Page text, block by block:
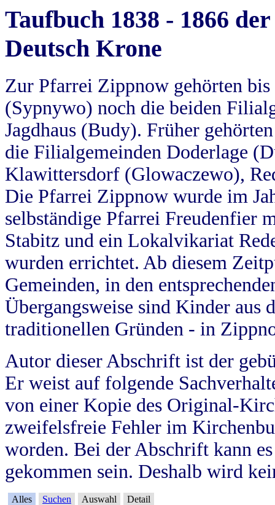
Taufbuch 1838 - 1866
Deutsch Krone
Zur Pfarrei Zippnow gehörten
(Sypnywo) noch die beiden
Jagdhaus (Budy). Früher
die Filialgemeinden Doderlage
Klawittersdorf (Glowaczewo),
Die Pfarrei Zippnow wurde im
selbständige Pfarrei Freudenfier
Stabitz und ein Lokalvikariat
wurden errichtet. Ab diesem
Gemeinden, in den
Übergangsweise sind Kinder aus
traditionellen Gründen - in
Autor dieser Abschrift ist der
Er weist auf folgende
von einer Kopie des Original-
zweifelsfreie Fehler im
worden. Bei der Abschrift kann
gekommen sein. Deshalb wird
Alles Suchen Auswahl Detail